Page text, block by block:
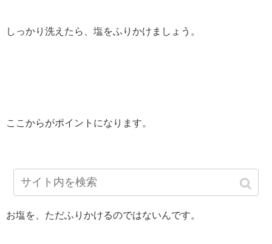
しっかり洗えたら、塩をふりかけましょう。
ここからがポイントになります。
お塩を、ただふりかけるのではないんです。